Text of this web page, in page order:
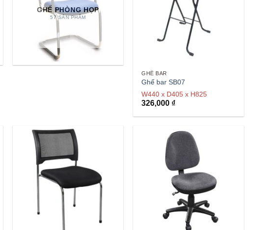
GHẾ PHÒNG HỌP
57 SẢN PHẨM
GHẾ BAR
Ghế bar SB07
W440 x D405 x H825
326,000 ₫